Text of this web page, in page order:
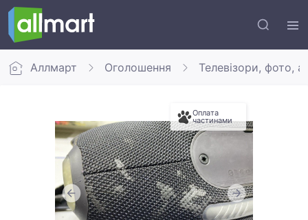
Аллмарт Оголошення Телевізори, фото,
Оплата
частинами